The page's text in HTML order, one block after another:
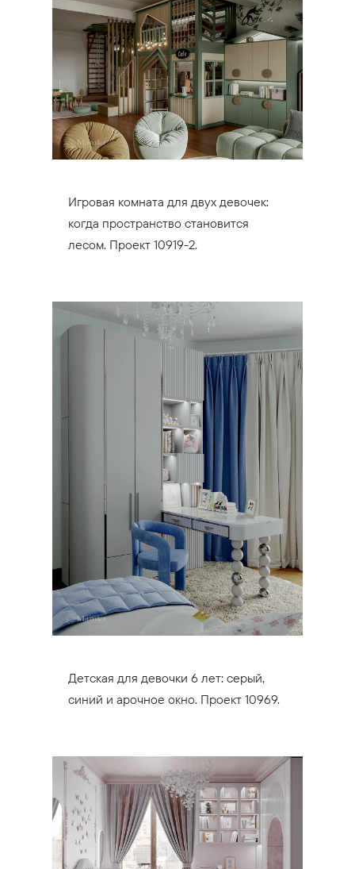
Игровая комната для двух девочек:
когда пространство становится
лесом. Проект 10919-2.
Детская для девочки 6 лет: серый,
синий и арочное окно. Проект 10969.